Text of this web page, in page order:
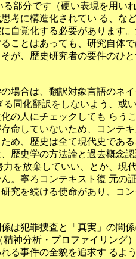
る部分です（硬い表現を用い
考に構造化されてい る、な
自覚化する必要があります
ことはあっても、研究自体
が、歴史研究者の要件のひ
場合は、翻訳対象言語のネ
る同化翻訳をしないよう、或
の人にチェックしても らう
命していないため、コンテ
め、歴史は全て現代史であ
歴史学の方法論と過去概念
を放棄していい、とか、現
。寧ろコンテキスト復 元の
究を続ける使命があり、コ
は犯罪捜査と「真実」の関
神分析・プロファイリング
る事件の全貌を追求す るよ